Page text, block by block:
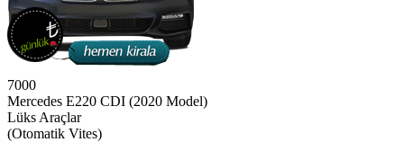
7000
Mercedes E220 CDI (2020 Model)
Lüks Araçlar
(Otomatik Vites)